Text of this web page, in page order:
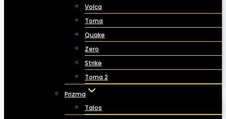
Volca
Torna
Quake
Zero
Strike
Torna 2
Prizma
Talos